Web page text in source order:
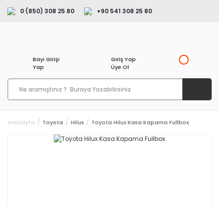
0 (850) 308 25 80 +90 541 308 25 80
Bayi Girişi
Yap
Giriş Yap
Üye Ol
Anasayfa Toyota Hilux Toyota Hilux Kasa Kapama Fullbox